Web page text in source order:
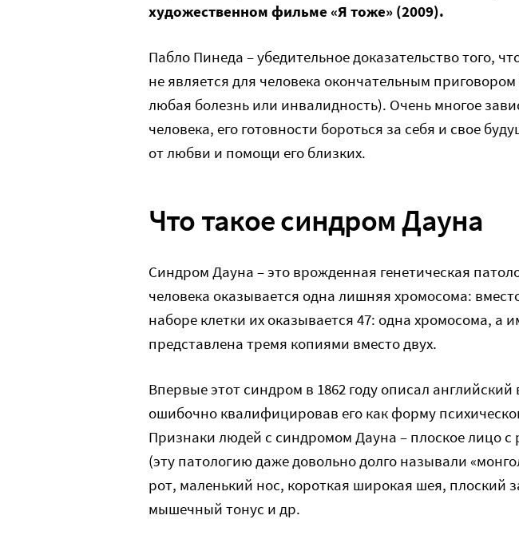
художественном фильме «Я тоже» (2009).
Пабло Пинеда – убедительное доказательство того,
не является для человека окончательным
любая болезнь или инвалидность). Очень многое
человека, его готовности бороться за себя и свое
от любви и помощи его близких.
Что такое синдром Дауна
Синдром Дауна – это врожденная генетическая
человека оказывается одна лишняя хромосома:
наборе клетки их оказывается 47: одна хромосома, а
представлена тремя копиями вместо двух.
Впервые этот синдром в 1862 году описал
ошибочно квалифицировав его как форму
Признаки людей с синдромом Дауна – плоское лицо с
(эту патологию даже довольно долго называли
рот, маленький нос, короткая широкая шея, плоский
мышечный тонус и др.